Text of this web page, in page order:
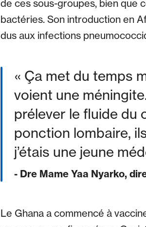
de ces sous-groupes, bien que
bactéries. Son introduction en
dus aux infections
Ça met du temps
voient une
prélever le fluide du
ponction lombaire,
j’étais une jeune
- Dre Mame Yaa Nyarko,
Le Ghana a commencé à